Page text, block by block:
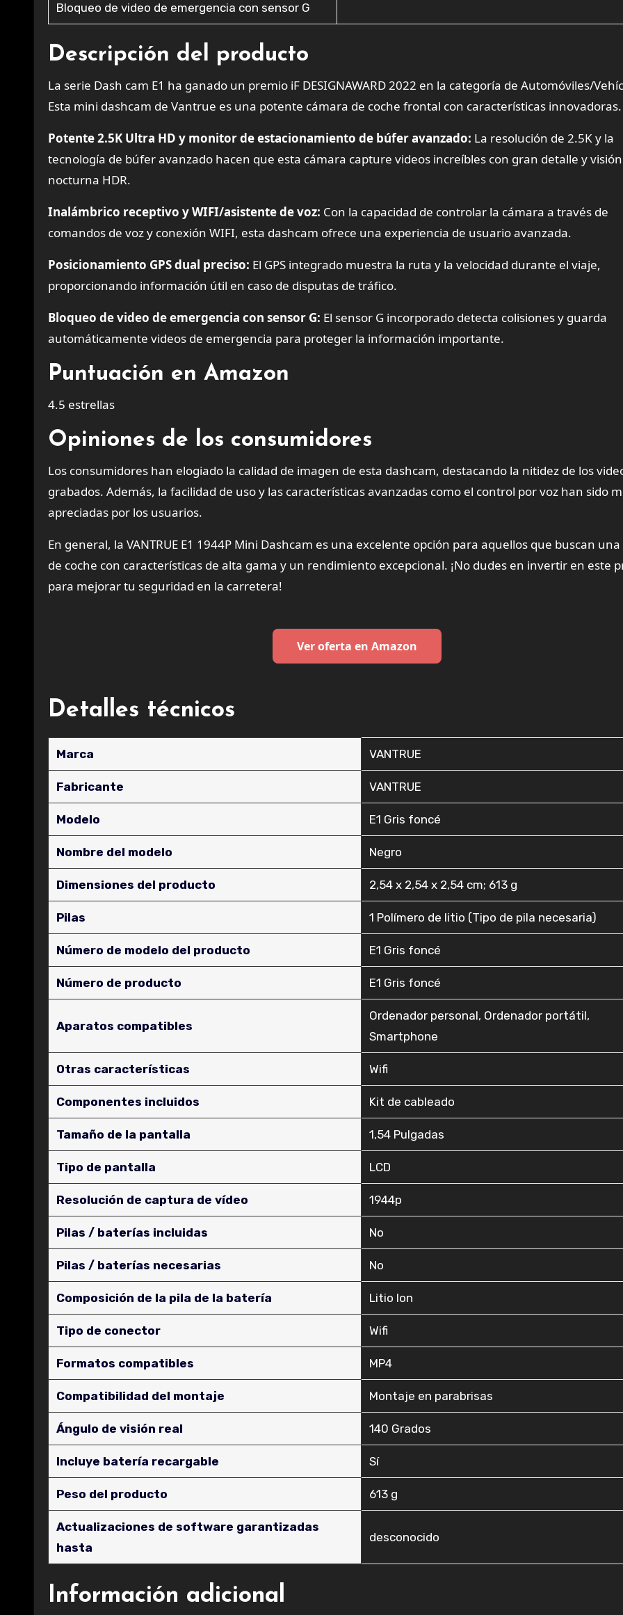
Bloqueo de video de emergencia con sensor G
Descripción del producto
La serie Dash cam E1 ha ganado un premio iF DESIGNAWARD 2022 en la categoría de Automóviles/
Esta mini dashcam de Vantrue es una potente cámara de coche frontal con características innovadoras.
Potente 2.5K Ultra HD y monitor de estacionamiento de búfer avanzado: La resolución de 2.5K y la
tecnología de búfer avanzado hacen que esta cámara capture videos increíbles con gran detalle y visión
nocturna HDR.
Inalámbrico receptivo y WIFI/asistente de voz: Con la capacidad de controlar la cámara a través de
comandos de voz y conexión WIFI, esta dashcam ofrece una experiencia de usuario avanzada.
Posicionamiento GPS dual preciso: El GPS integrado muestra la ruta y la velocidad durante el viaje,
proporcionando información útil en caso de disputas de tráfico.
Bloqueo de video de emergencia con sensor G: El sensor G incorporado detecta colisiones y guarda
automáticamente videos de emergencia para proteger la información importante.
Puntuación en Amazon
4.5 estrellas
Opiniones de los consumidores
Los consumidores han elogiado la calidad de imagen de esta dashcam, destacando la nitidez de los
grabados. Además, la facilidad de uso y las características avanzadas como el control por voz han sido
apreciadas por los usuarios.
En general, la VANTRUE E1 1944P Mini Dashcam es una excelente opción para aquellos que buscan
de coche con características de alta gama y un rendimiento excepcional. ¡No dudes en invertir en este
para mejorar tu seguridad en la carretera!
Ver oferta en Amazon
Detalles técnicos
Marca ‎VANTRUE
Fabricante ‎VANTRUE
Modelo ‎E1 Gris foncé
Nombre del modelo ‎Negro
Dimensiones del producto ‎2,54 x 2,54 x 2,54 cm; 613 g
Pilas ‎1 Polímero de litio (Tipo de pila necesaria)
Número de modelo del producto ‎E1 Gris foncé
Número de producto ‎E1 Gris foncé
Aparatos compatibles
‎Ordenador personal, Ordenador portátil,
Smartphone
Otras características ‎Wifi
Componentes incluidos ‎Kit de cableado
Tamaño de la pantalla ‎1,54 Pulgadas
Tipo de pantalla ‎LCD
Resolución de captura de vídeo ‎1944p
Pilas / baterías incluidas ‎No
Pilas / baterías necesarias ‎No
Composición de la pila de la batería ‎Litio Ion
Tipo de conector ‎Wifi
Formatos compatibles ‎MP4
Compatibilidad del montaje ‎Montaje en parabrisas
Ángulo de visión real ‎140 Grados
Incluye batería recargable ‎Sí
Peso del producto ‎613 g
Actualizaciones de software garantizadas
hasta
‎desconocido
Información adicional